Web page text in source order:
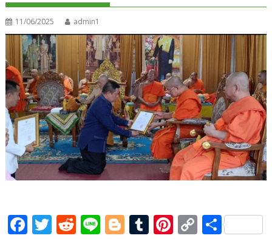
11/06/2025 admin1
F T R Li Bl T Pi C S